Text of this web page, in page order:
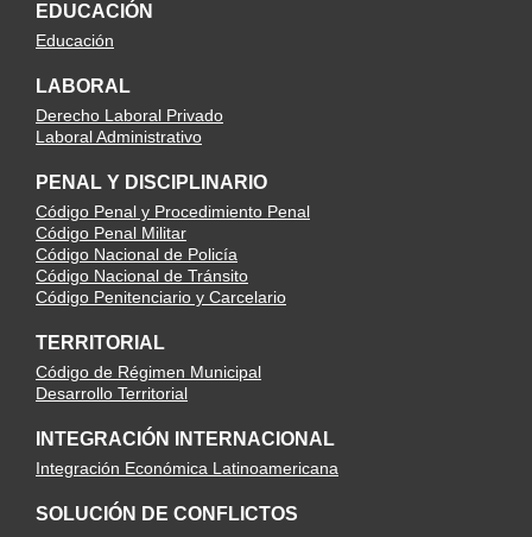
EDUCACIÓN
Educación
LABORAL
Derecho Laboral Privado
Laboral Administrativo
PENAL Y DISCIPLINARIO
Código Penal y Procedimiento Penal
Código Penal Militar
Código Nacional de Policía
Código Nacional de Tránsito
Código Penitenciario y Carcelario
TERRITORIAL
Código de Régimen Municipal
Desarrollo Territorial
INTEGRACIÓN INTERNACIONAL
Integración Económica Latinoamericana
SOLUCIÓN DE CONFLICTOS